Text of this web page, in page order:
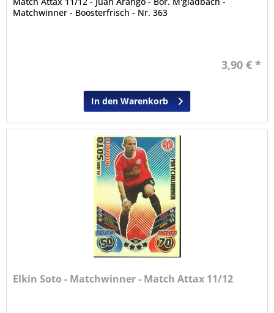
Matchwinner - Boosterfrisch - Nr. 363
3,90 € *
In den Warenkorb
Elkin Soto - Matchwinner - Match Attax 11/12